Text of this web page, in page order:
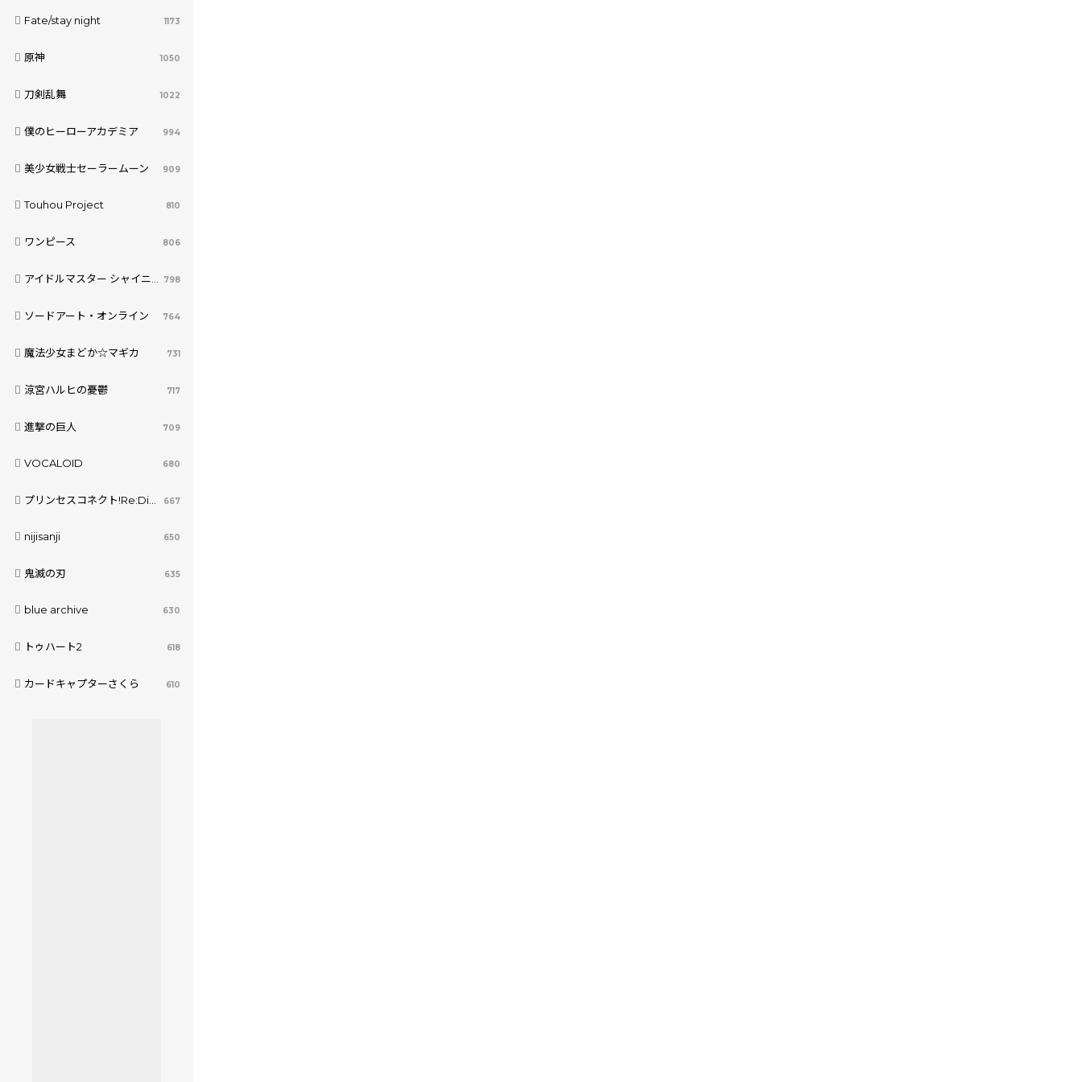
Fate/stay night 1173
原神 1050
刀剣乱舞 1022
僕のヒーローアカデミア 994
美少女戦士セーラームーン 909
Touhou Project 810
ワンピース 806
アイドルマスター シャイニーカラーズ 798
ソードアート・オンライン 764
魔法少女まどか☆マギカ 731
涼宮ハルヒの憂鬱 717
進撃の巨人 709
VOCALOID 680
プリンセスコネクト!Re:Dive 667
nijisanji 650
鬼滅の刃 635
blue archive 630
トゥハート2 618
カードキャプターさくら 610